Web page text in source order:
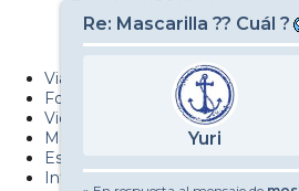
PUCAF - Blog
Esquiaryviajar.com
Viajes
Fotos
Videos
Material
Esquí Pro
Infonieve
Re: Mascarilla ?? Cuál ?
Yuri